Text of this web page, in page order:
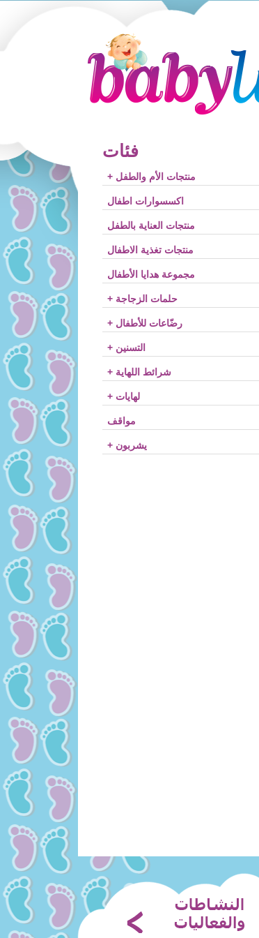
فئات
+ منتجات الأم والطفل
اكسسوارات اطفال
منتجات العناية بالطفل
منتجات تغذية الاطفال
مجموعة هدايا الأطفال
+ حلمات الزجاجة
+ رضّاعات للأطفال
+ التسنين
+ شرائط اللهاية
+ لهايات
مواقف
+ يشربون